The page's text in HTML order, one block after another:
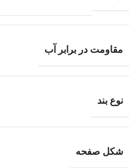
مقاومت در برابر آب
نوع بند
شکل صفحه